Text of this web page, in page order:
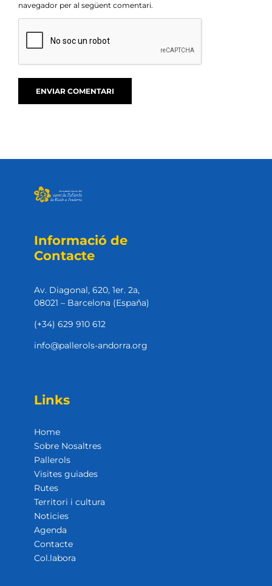
navegador per al següent comentari.
Informació de
Contacte
Av. Diagonal, 620, 1er. 2a,
08021 – Barcelona (Espaňa)
(+34) 629 910 612
info@pallerols-andorra.org
Links
Home
Sobre Nosaltres
Pallerols
Visites guiades
Rutes
Territori i cultura
Noticies
Agenda
Contacte
Col.labora